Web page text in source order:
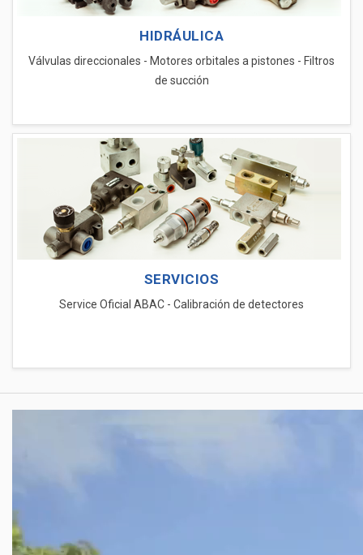
HIDRÁULICA
Válvulas direccionales - Motores orbitales a pistones - Filtros
de succión
SERVICIOS
Service Oficial ABAC - Calibración de detectores